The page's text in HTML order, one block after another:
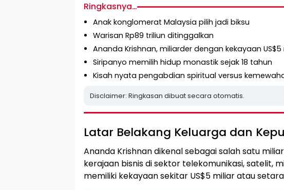
Ringkasnya…
Anak konglomerat Malaysia pilih jadi biksu
Warisan Rp89 triliun ditinggalkan
Ananda Krishnan, miliarder dengan kekayaan US$5
Siripanyo memilih hidup monastik sejak 18 tahun
Kisah nyata pengabdian spiritual versus
Disclaimer: Ringkasan dibuat secara otomatis.
Latar Belakang Keluarga dan
Ananda Krishnan dikenal sebagai salah satu
kerajaan bisnis di sektor telekomunikasi, satelit,
memiliki kekayaan sekitar US$5 miliar atau